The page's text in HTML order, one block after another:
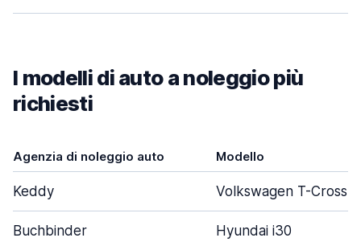
I modelli di auto a noleggio più
richiesti
Agenzia di noleggio auto Modello
Keddy Volkswagen T-Cross
Buchbinder Hyundai i30